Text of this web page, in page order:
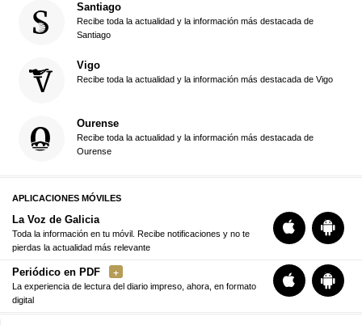
Santiago
Recibe toda la actualidad y la información más destacada de
Santiago
Vigo
Recibe toda la actualidad y la información más destacada de Vigo
Ourense
Recibe toda la actualidad y la información más destacada de
Ourense
APLICACIONES MÓVILES
La Voz de Galicia
Toda la información en tu móvil. Recibe notificaciones y no te
pierdas la actualidad más relevante
Periódico en PDF
La experiencia de lectura del diario impreso, ahora, en formato
digital